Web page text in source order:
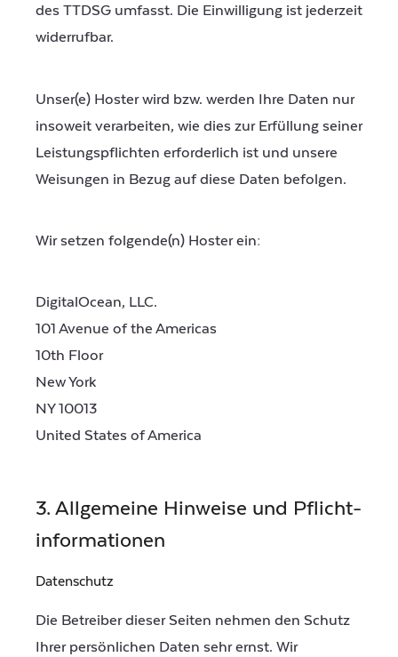
des TTDSG umfasst. Die Einwilligung ist jederzeit
widerrufbar.
Unser(e) Hoster wird bzw. werden Ihre Daten nur
insoweit verarbeiten, wie dies zur Erfüllung seiner
Leistungspflichten erforderlich ist und unsere
Weisungen in Bezug auf diese Daten befolgen.
Wir setzen folgende(n) Hoster ein:
DigitalOcean, LLC.
101 Avenue of the Americas
10th Floor
New York
NY 10013
United States of America
3. Allgemeine Hinweise und Pflicht­
informationen
Datenschutz
Die Betreiber dieser Seiten nehmen den Schutz
Ihrer persönlichen Daten sehr ernst. Wir